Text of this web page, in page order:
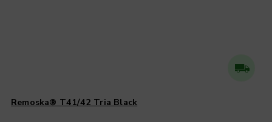
Remoska® T41/42 Tria Black